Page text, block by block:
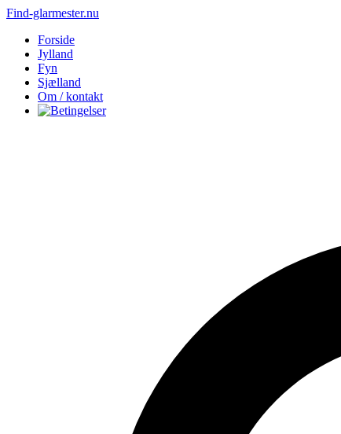
Find-glarmester.nu
Forside
Jylland
Fyn
Sjælland
Om / kontakt